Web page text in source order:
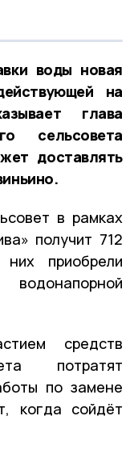
воды новая
на
глава
сельсовета
доставлять
в рамках
получит 712
приобрели
средств
потратят
по замене
когда сойдёт